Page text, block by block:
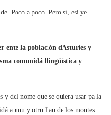
Poco a poco. Pero sí, esi ye
ente la población dAsturies y
comunidá llingüística y
y del nome que se quiera usar pa la
a unu y otru llau de los montes